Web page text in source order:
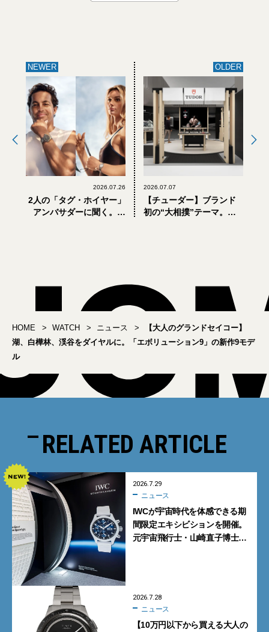
NEWER
2026.07.26
2人の「タグ・ホイヤー」
アンバサダーに聞く。天
OLDER
2026.07.07
【チューダー】ブランド
初の“大相撲”テーマ。伊
HOME WATCH ニュース
【大人のグランドセイコー】
湖、白樺林、渓谷をダイヤルに。「エボリューション9」の新作9モデ
ル
RELATED ARTICLE
2026.7.29
ニュース
IWCが宇宙時代を体感できる期
間限定エキシビションを開催。
元宇宙飛行士・山崎直子博士に
2026.7.28
ニュース
【10万円以下から買える大人の